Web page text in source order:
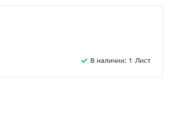
В наличии: 1 Лист